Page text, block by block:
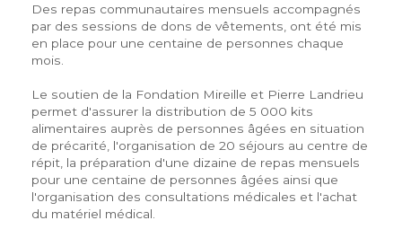
Des repas communautaires mensuels accompagnés
par des sessions de dons de vêtements, ont été mis
en place pour une centaine de personnes chaque
mois.
Le soutien de la Fondation Mireille et Pierre Landrieu
permet d'assurer la distribution de 5 000 kits
alimentaires auprès de personnes âgées en situation
de précarité, l'organisation de 20 séjours au centre de
répit, la préparation d'une dizaine de repas mensuels
pour une centaine de personnes âgées ainsi que
l'organisation des consultations médicales et l'achat
du matériel médical.